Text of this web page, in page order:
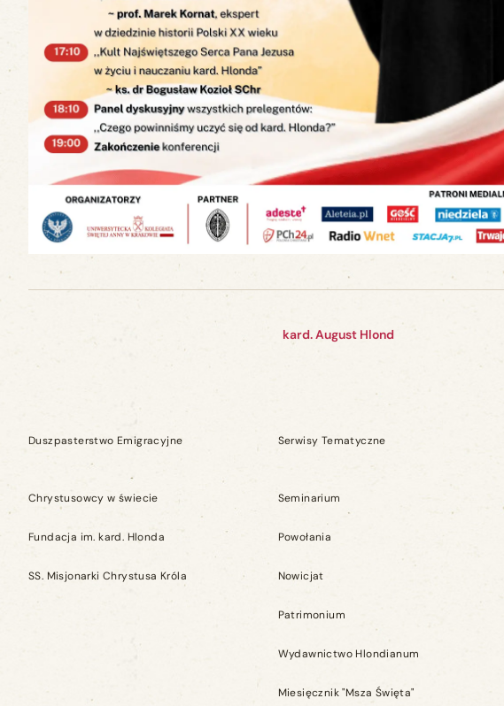
kard. August Hlond
Duszpasterstwo Emigracyjne
Chrystusowcy w świecie
Fundacja im. kard. Hlonda
SS. Misjonarki Chrystusa Króla
Serwisy Tematyczne
Seminarium
Powołania
Nowicjat
Patrimonium
Wydawnictwo Hlondianum
Miesięcznik "Msza Święta"